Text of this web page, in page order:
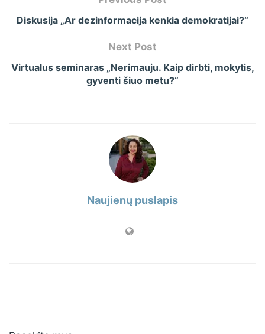
Diskusija „Ar dezinformacija kenkia demokratijai?“
Next Post
Virtualus seminaras „Nerimauju. Kaip dirbti, mokytis,
gyventi šiuo metu?“
Naujienų puslapis